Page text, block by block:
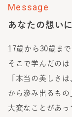
あなたの想い
Message
17歳から30歳ま
そこで学んだのは
「本当の美しさ
から滲み出るもの
大変なことがあ